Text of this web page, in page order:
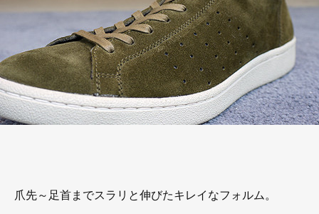
爪先～足首までスラリと伸びたキレイなフォルム。